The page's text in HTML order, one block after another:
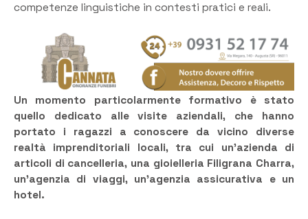
competenze linguistiche in contesti pratici e reali.
Un momento particolarmente formativo è stato
quello dedicato alle visite aziendali, che hanno
portato i ragazzi a conoscere da vicino diverse
realtà imprenditoriali locali, tra cui un’azienda di
articoli di cancelleria, una gioielleria Filigrana Charra,
un’agenzia di viaggi, un’agenzia assicurativa e un
hotel.